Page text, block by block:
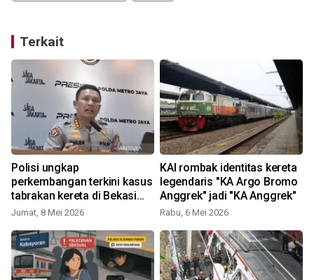
Terkait
Polisi ungkap
perkembangan terkini kasus
tabrakan kereta di Bekasi
Timur
Jumat, 8 Mei 2026
KAI rombak identitas kereta
legendaris "KA Argo Bromo
Anggrek" jadi "KA Anggrek"
Rabu, 6 Mei 2026